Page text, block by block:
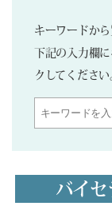
キーワードか
下記の入力欄
クしてください
バイセ